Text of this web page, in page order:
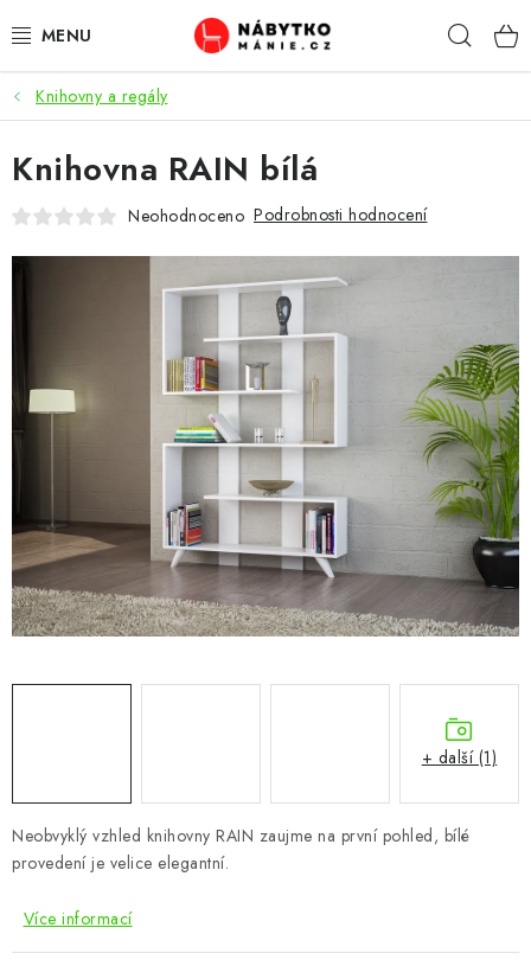
na
OBÝVACÍ POKOJ
KUCHYŇ A JÍDELNA
LOŽNICE
KANCELÁŘ / PRACOVNA
KOUPELNA A WC
CHOVATELSKÉ POTŘEBY
DOPLŇKY A DEKORACE
VÝPRODEJ
Vše o nákupu
Knihovny a regály
Neobvyklý vzhled knihovny RAIN zaujme na první pohled, bílé
provedení je velice elegantní.
Více informací
Knihovna RAIN bílá
Neohodnoceno Podrobnosti hodnocení
+ další (1)